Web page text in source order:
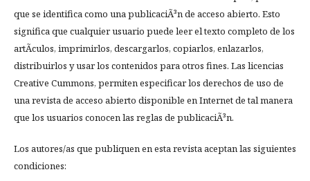
que se identifica como una publicaciÃ³n de acceso abierto. Esto
significa que cualquier usuario puede leer el texto completo de los
artÃ­culos, imprimirlos, descargarlos, copiarlos, enlazarlos,
distribuirlos y usar los contenidos para otros fines. Las licencias
Creative Cummons, permiten especificar los derechos de uso de
una revista de acceso abierto disponible en Internet de tal manera
que los usuarios conocen las reglas de publicaciÃ³n.
Los autores/as que publiquen en esta revista aceptan las siguientes
condiciones: